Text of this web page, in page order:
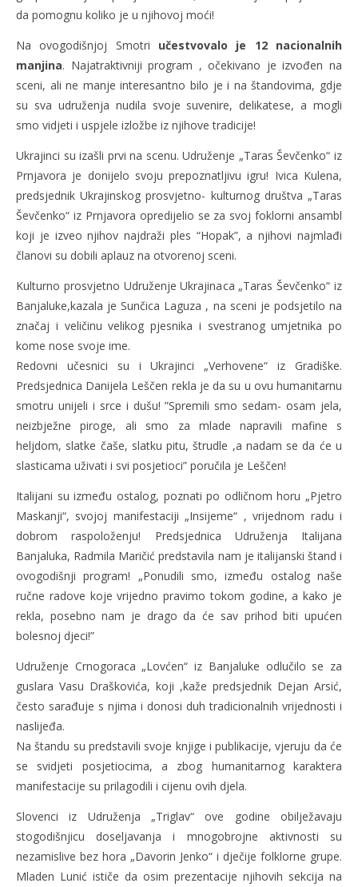
da pomognu koliko je u njihovoj moći!
Na ovogodišnjoj Smotri učestvovalo je 12 nacionalnih
manjina. Najatraktivniji program , očekivano je izvođen na
sceni, ali ne manje interesantno bilo je i na štandovima, gdje
su sva udruženja nudila svoje suvenire, delikatese, a mogli
smo vidjeti i uspjele izložbe iz njihove tradicije!
Ukrajinci su izašli prvi na scenu. Udruženje „Taras Ševčenko“ iz
Prnjavora je donijelo svoju prepoznatljivu igru! Ivica Kulena,
predsjednik Ukrajinskog prosvjetno- kulturnog društva „Taras
Ševčenko“ iz Prnjavora opredijelio se za svoj foklorni ansambl
koji je izveo njihov najdraži ples “Hopak”, a njihovi najmlađi
članovi su dobili aplauz na otvorenoj sceni.
Kulturno prosvjetno Udruženje Ukrajinaca „Taras Ševčenko“ iz
Banjaluke,kazala je Sunčica Laguza , na sceni je podsjetilo na
značaj i veličinu velikog pjesnika i svestranog umjetnika po
kome nose svoje ime.
Redovni učesnici su i Ukrajinci „Verhovene“ iz Gradiške.
Predsjednica Danijela Leščen rekla je da su u ovu humanitarnu
smotru unijeli i srce i dušu! ”Spremili smo sedam- osam jela,
neizbježne piroge, ali smo za mlade napravili mafine s
heljdom, slatke čaše, slatku pitu, štrudle ,a nadam se da će u
slasticama uživati i svi posjetioci” poručila je Leščen!
Italijani su između ostalog, poznati po odličnom horu „Pjetro
Maskanji“, svojoj manifestaciji „Insijeme“ , vrijednom radu i
dobrom raspoloženju! Predsjednica Udruženja Italijana
Banjaluka, Radmila Maričić predstavila nam je italijanski štand i
ovogodišnji program! „Ponudili smo, između ostalog naše
ručne radove koje vrijedno pravimo tokom godine, a kako je
rekla, posebno nam je drago da će sav prihod biti upućen
bolesnoj djeci!”
Udruženje Crnogoraca „Lovćen“ iz Banjaluke odlučilo se za
guslara Vasu Draškovića, koji ,kaže predsjednik Dejan Arsić,
često sarađuje s njima i donosi duh tradicionalnih vrijednosti i
naslijeđa.
Na štandu su predstavili svoje knjige i publikacije, vjeruju da će
se svidjeti posjetiocima, a zbog humanitarnog karaktera
manifestacije su prilagodili i cijenu ovih djela.
Slovenci iz Udruženja „Triglav“ ove godine obilježavaju
stogodišnjicu doseljavanja i mnogobrojne aktivnosti su
nezamislive bez hora „Davorin Jenko“ i dječije folklorne grupe.
Mladen Lunić ističe da osim prezentacije njihovih sekcija na